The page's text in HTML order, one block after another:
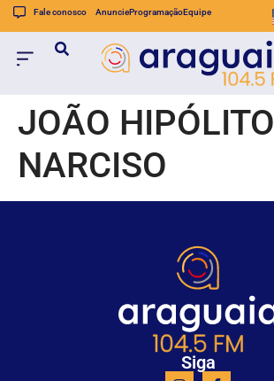
Fale conosco AnuncieProgramaçãoEquipe
JOÃO HIPÓLITO
NARCISO
Siga